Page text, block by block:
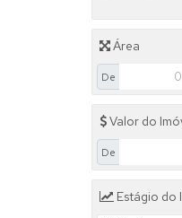
Área
De
Valor do
De
Estágio do